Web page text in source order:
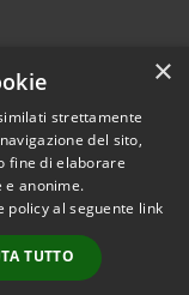
© 2026 • Comune di
• Powered by
•Accesso
redazione
×
strettamente
del sito,
fine di elaborare
e anonime.
policy al seguente link
TUTTO